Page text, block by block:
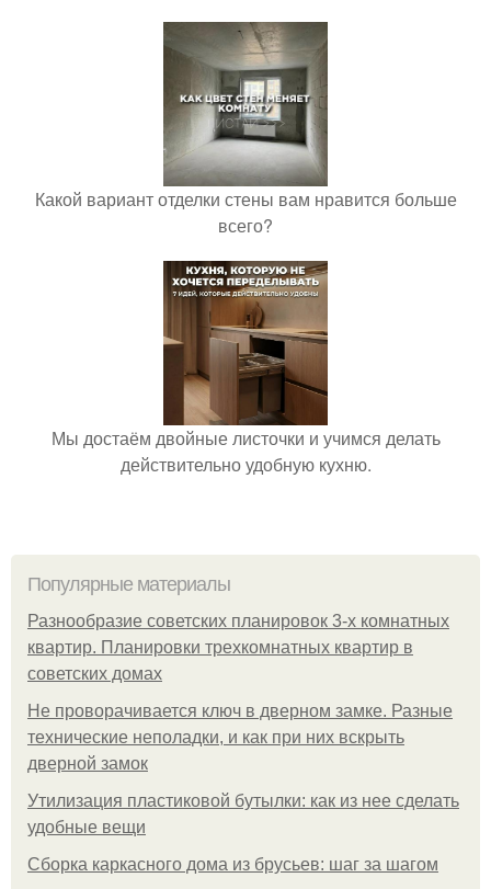
Какой вариант отделки стены вам нравится больше
всего?
Мы достаём двойные листочки и учимся делать
действительно удобную кухню.
Популярные материалы
Разнообразие советских планировок 3-х комнатных
квартир. Планировки трехкомнатных квартир в
советских домах
Не проворачивается ключ в дверном замке. Разные
технические неполадки, и как при них вскрыть
дверной замок
Утилизация пластиковой бутылки: как из нее сделать
удобные вещи
Сборка каркасного дома из брусьев: шаг за шагом